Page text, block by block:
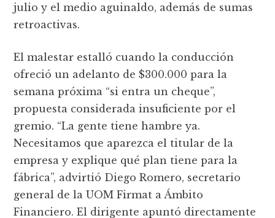
julio y el medio aguinaldo, además de sumas
retroactivas.
El malestar estalló cuando la conducción
ofreció un adelanto de $300.000 para la
semana próxima “si entra un cheque”,
propuesta considerada insuficiente por el
gremio. “La gente tiene hambre ya.
Necesitamos que aparezca el titular de la
empresa y explique qué plan tiene para la
fábrica”, advirtió Diego Romero, secretario
general de la UOM Firmat a Ámbito
Financiero. El dirigente apuntó directamente